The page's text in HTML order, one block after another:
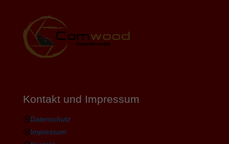
Kontakt und Impressum
Datenschutz
Impressum